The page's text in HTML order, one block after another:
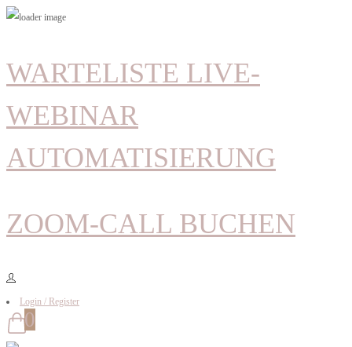
WARTELISTE LIVE-
WEBINAR
AUTOMATISIERUNG
ZOOM-CALL BUCHEN
Login / Register
0